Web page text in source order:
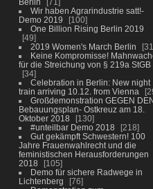
Wir haben Agrarindustrie satt!-
Demo 2019
100
One Billion Rising Berlin 2019
49
2019 Women's March Berlin
31
Keine Kompromisse!
für die Streichung von § 219a StGB
34
Celebration in Berlin: New night
train arriving 10.12. from Vienna
Großdemonstration GEGEN
Bebauungsplan- Ostkreuz am 18.
Oktober 2018
130
#unteilbar Demo 2018
218
Gut gekämpft Schwestern! 100
Jahre Frauenwahlrecht und die
feministischen Herausforderungen
2018
105
Demo für sichere Radwege in
Lichtenberg
76